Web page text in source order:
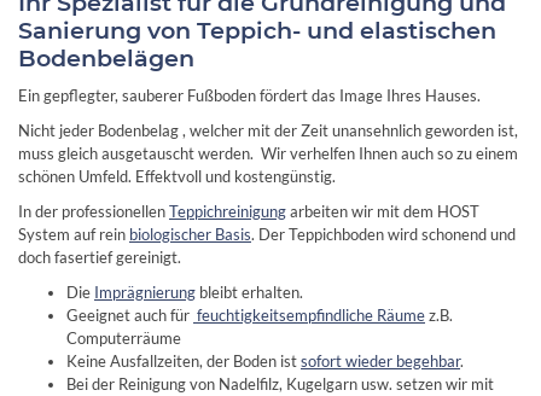
Sanierung von Teppich- und elastischen
Bodenbelägen
Ein gepflegter, sauberer Fußboden fördert das Image Ihres Hauses.
Nicht jeder Bodenbelag , welcher mit der Zeit unansehnlich geworden ist,
muss gleich ausgetauscht werden. Wir verhelfen Ihnen auch so zu einem
schönen Umfeld. Effektvoll und kostengünstig.
In der professionellenTeppichreinigungarbeiten wir mit dem HOST
System auf rein biologischer Basis. Der Teppichboden wird schonend und
doch fasertief gereinigt.
Die Imprägnierung bleibt erhalten.
Geeignet auch für feuchtigkeitsempfindliche Räumez.B.
Computerräume
Keine Ausfallzeiten, der Boden istsofort wieder begehbar.
Bei der Reinigung von Nadelfilz, Kugelgarn usw. setzen wir mit